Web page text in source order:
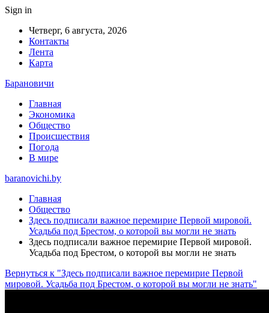
Sign in
Четверг, 6 августа, 2026
Контакты
Лента
Карта
Барановичи
Главная
Экономика
Общество
Происшествия
Погода
В мире
baranovichi.by
Главная
Общество
Здесь подписали важное перемирие Первой мировой.
Усадьба под Брестом, о которой вы могли не знать
Здесь подписали важное перемирие Первой мировой.
Усадьба под Брестом, о которой вы могли не знать
Вернуться к "Здесь подписали важное перемирие Первой
мировой. Усадьба под Брестом, о которой вы могли не знать"